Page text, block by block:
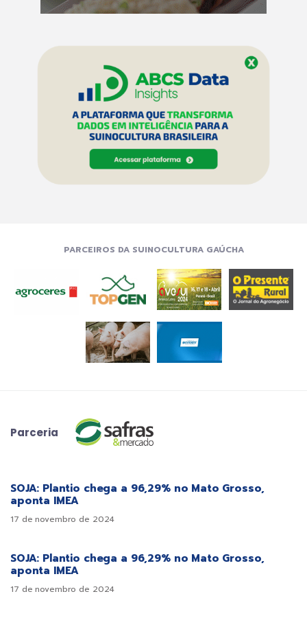
PARCEIROS DA SUINOCULTURA GAÚCHA
Parceria
SOJA: Plantio chega a 96,29% no Mato Grosso,
aponta IMEA
17 de novembro de 2024
SOJA: Plantio chega a 96,29% no Mato Grosso,
aponta IMEA
17 de novembro de 2024